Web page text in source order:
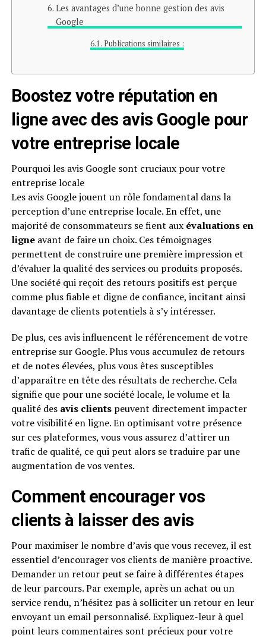
Les avantages d’une bonne gestion des avis
Google
Publications similaires :
Boostez votre réputation en
ligne avec des avis Google pour
votre entreprise locale
Pourquoi les avis Google sont cruciaux pour votre
entreprise locale
Les avis Google jouent un rôle fondamental dans la
perception d’une entreprise locale. En effet, une
majorité de consommateurs se fient aux évaluations en
ligneavant de faire un choix. Ces témoignages
permettent de construire une première impression et
d’évaluer la qualité des services ou produits proposés.
Une société qui reçoit des retours positifs est perçue
comme plus fiable et digne de confiance, incitant ainsi
davantage de clients potentiels à s’y intéresser.
De plus, ces avis influencent le référencement de votre
entreprise sur Google. Plus vous accumulez de retours
et de notes élevées, plus vous êtes susceptibles
d’apparaître en tête des résultats de recherche. Cela
signifie que pour une société locale, le volume et la
qualité des avis clientspeuvent directement impacter
votre visibilité en ligne. En optimisant votre présence
sur ces plateformes, vous vous assurez d’attirer un
trafic de qualité, ce qui peut alors se traduire par une
augmentation de vos ventes.
Comment encourager vos
clients à laisser des avis
Pour maximiser le nombre d’avis que vous recevez, il est
essentiel d’encourager vos clients de manière proactive.
Demander un retour peut se faire à différentes étapes
de leur parcours. Par exemple, après un achat ou un
service rendu, n’hésitez pas à solliciter un retour en leur
envoyant un email personnalisé. Expliquez-leur à quel
point leurs commentaires sont précieux pour votre